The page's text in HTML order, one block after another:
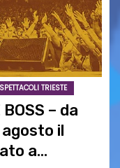
SPETTACOLI TRIESTE
– da
il
a